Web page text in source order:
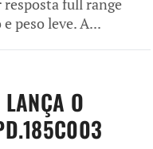
resposta full range
peso leve. A...
O